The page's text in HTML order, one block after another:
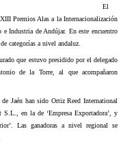
El
Premios Alas a la Internacionalización
e Industria de Andújar. En este encuentro
categorías a nivel andaluz.
que estuvo presidido por el delegado
dela Torre, al que acompañaron
Jaén han sido Ortiz Reed International
en la de ‘Empresa Exportadora’, y
Las ganadoras a nivel regional se